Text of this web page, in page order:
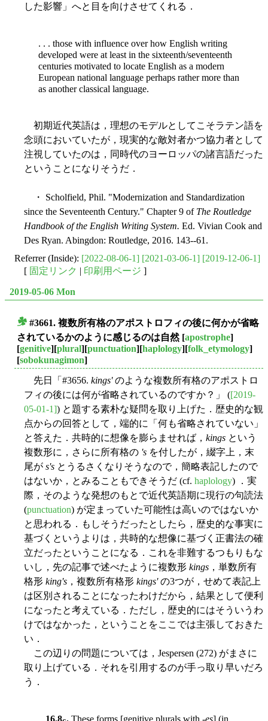
した影響」へと目を向けさせてくれる．
. . . those with influence over how English writing
developed were at least in the sixteenth/seventeenth
centuries motivated to locate English as a modern
European national language perhaps rather more than
as another classical language.
初期近代英語は，理想のモデルとしてこそラテン語を
念頭においていたが，現実的な敵対者かつ協力者として
注視していたのは，同時代のヨーロッパの諸言語だった
ということになりそうだ．
・ Scholfield, Phil. "Modernization and Standardization
since the Seventeenth Century." Chapter 9 of The Routledge
Handbook of the English Writing System. Ed. Vivian Cook and
Des Ryan. Abingdon: Routledge, 2016. 143--61.
Referrer (Inside): [2022-08-06-1] [2021-03-06-1] [2019-12-06-1]
[ 固定リンク 印刷用ページ ]
2019-05-06 Mon
#3661. 複数所有格のアポストロフィの後に何かが省略
されているかのように感じるのは自然[apostrophe]
[genitive][plural][punctuation][haplology][folk_etymology]
[sobokunagimon]
先日「#3656. kings'のような複数所有格のアポストロ
フィの後には何が省略されているのですか？」 ([2019-
05-01-1]) と題する素朴な疑問を取り上げた．歴史的な観
点からの回答として，端的に「何も省略されていない」
と答えた．共時的に想像を膨らませれば， kings という
複数形に，さらに所有格の 's を付したが，綴字上，末
尾が s's とうるさくなりそうなので，簡略表記したので
はないか，とみることもできそうだ (cf. haplology) ．実
際，そのような発想のもとで近代英語期に現行の句読法
(punctuation) が定まっていた可能性は高いのではないか
と思われる．もしそうだったとしたら，歴史的な事実に
基づくというよりは，共時的な想像に基づく正書法の確
立だったということになる．これを非難するつもりもな
いし，先の記事で述べたように複数形 kings ，単数所有
格形 king's ，複数所有格形 kings'の3つが，せめて表記上
は区別されることになったわけだから，結果として便利
になったと考えている．ただし，歴史的にはそういうわ
けではなかった，ということをここでは主張しておきた
い．
この辺りの問題については，Jespersen (272) がまさに
取り上げている．それを引用するのが手っ取り早いだろ
う．
16.8 . These forms [genitive plurals with -es] (in